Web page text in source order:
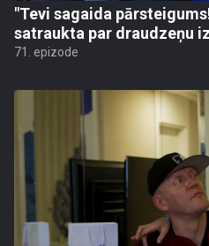
"Tevi sagaida
satraukta par draudzeņu
71. epizode